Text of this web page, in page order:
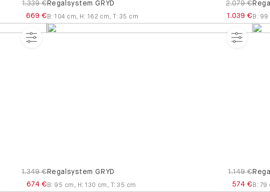
1.339 €
669 €
Regalsystem GRYD
2.079 €
1.039 €
B: 104 cm, H : 162 cm,T: 35 cm B : 99
1.349 €
674 €
Regalsystem GRYD
1.149 €
574 €
B: 95 cm , H : 130 cm , T:35 cm B : 79